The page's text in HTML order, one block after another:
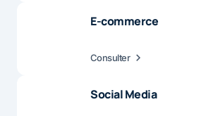
E-commerce
Consulter
Social Media